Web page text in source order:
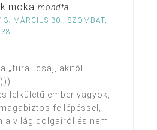
mondta
MÁRCIUS 30., SZOMBAT,
„fura” csaj, akitől
lelkületű ember vagyok,
fellépéssel,
a világ dolgairól és nem